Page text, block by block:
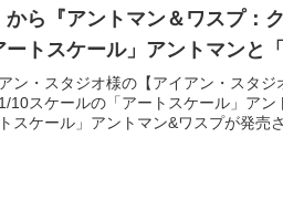
から『アントマン＆ワスプ：
ートスケール」アントマンと
ケール」アントマン&ワスプ
ン・スタジオ様の【アイアン・スタ
10スケールの「アートスケール」アン
スケール」アントマン&ワスプが発売